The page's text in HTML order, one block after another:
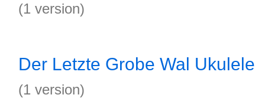
(1 version)
Der Letzte Grobe Wal Ukulele
(1 version)